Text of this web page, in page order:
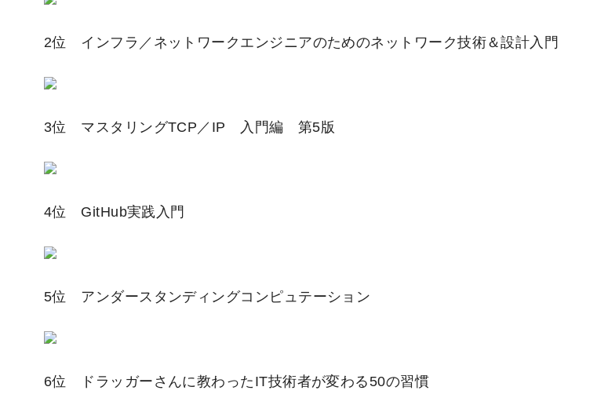
2位 インフラ／ネットワークエンジニアのためのネットワーク技術＆設計入門
3位 マスタリングTCP／IP 入門編 第5版
4位 GitHub実践入門
5位 アンダースタンディングコンピュテーション
6位 ドラッガーさんに教わったIT技術者が変わる50の習慣